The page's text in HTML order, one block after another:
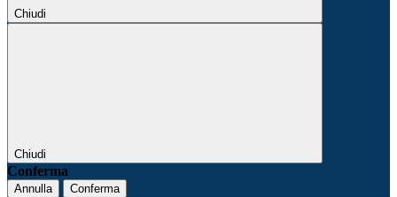
Chiudi
Chiudi
Conferma
Annulla Conferma